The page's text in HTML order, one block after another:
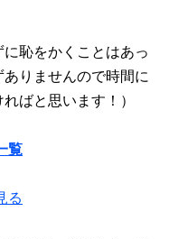
恥をかくことはあっ
りませんので時間に
ばと思います！）
覧
る